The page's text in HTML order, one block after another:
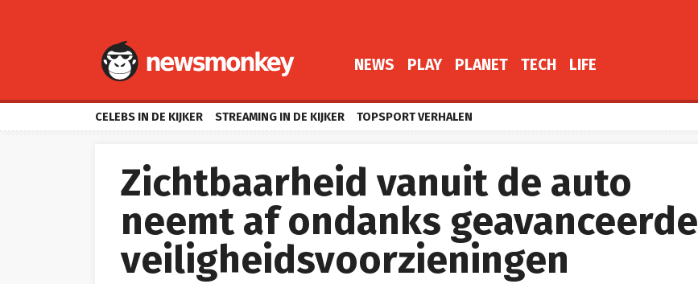
NEWS PLAY PLANET TECH LIFE
CELEBS IN DE KIJKER STREAMING IN DE KIJKER TOPSPORT VERHALEN
Zichtbaarheid vanuit de auto
neemt af ondanks geavanceerde
veiligheidsvoorzieningen